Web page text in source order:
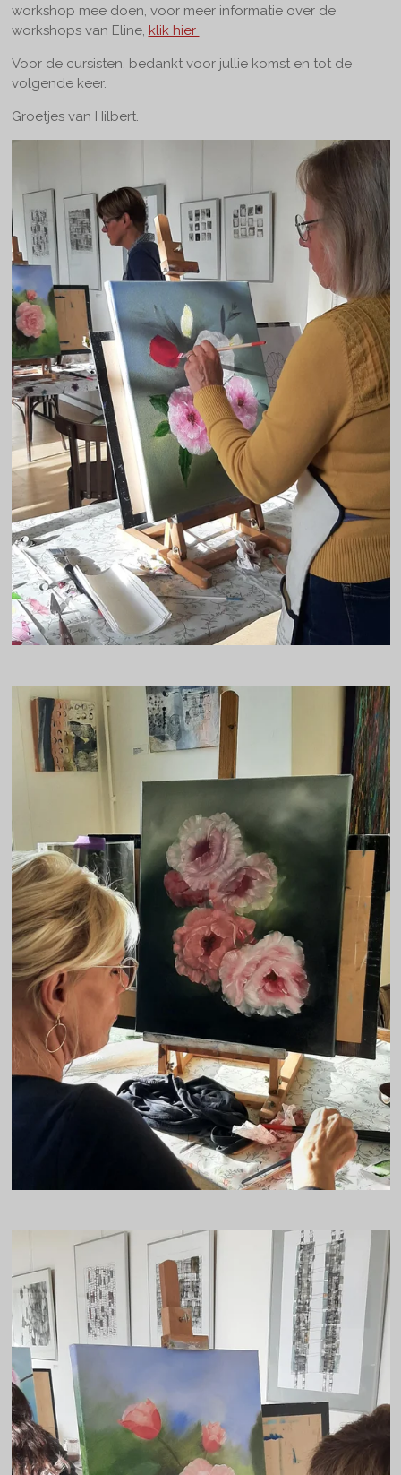
workshop mee doen, voor meer informatie over de
workshops van Eline, klik hier
Voor de cursisten, bedankt voor jullie komst en tot de
volgende keer.
Groetjes van Hilbert.